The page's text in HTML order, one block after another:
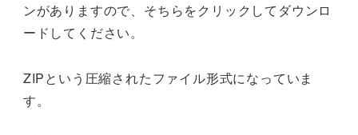
ンがありますので、そちらをクリックしてダウンロ
ードしてください。
ZIPという圧縮されたファイル形式になっていま
す。